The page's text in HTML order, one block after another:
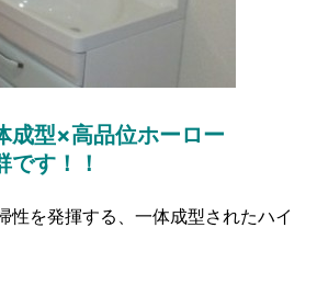
成型×高品位ホーロー
です！！
性を発揮する、一体成型されたハイ